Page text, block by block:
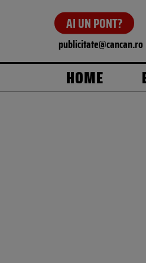
AI UN PONT?
publicitate@cancan.ro
HOME